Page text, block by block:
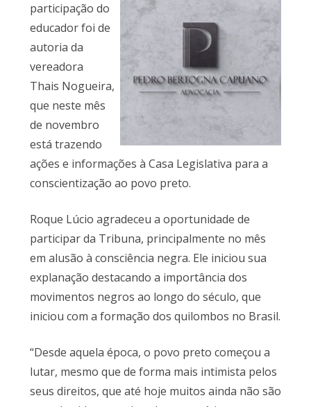
participação do
educador foi de
autoria da
vereadora
Thais Nogueira,
que neste mês
de novembro
está trazendo
ações e informações à Casa Legislativa para a
conscientização ao povo preto.
Roque Lúcio agradeceu a oportunidade de
participar da Tribuna, principalmente no mês
em alusão à consciência negra. Ele iniciou sua
explanação destacando a importância dos
movimentos negros ao longo do século, que
iniciou com a formação dos quilombos no Brasil.
“Desde aquela época, o povo preto começou a
lutar, mesmo que de forma mais intimista pelos
seus direitos, que até hoje muitos ainda não são